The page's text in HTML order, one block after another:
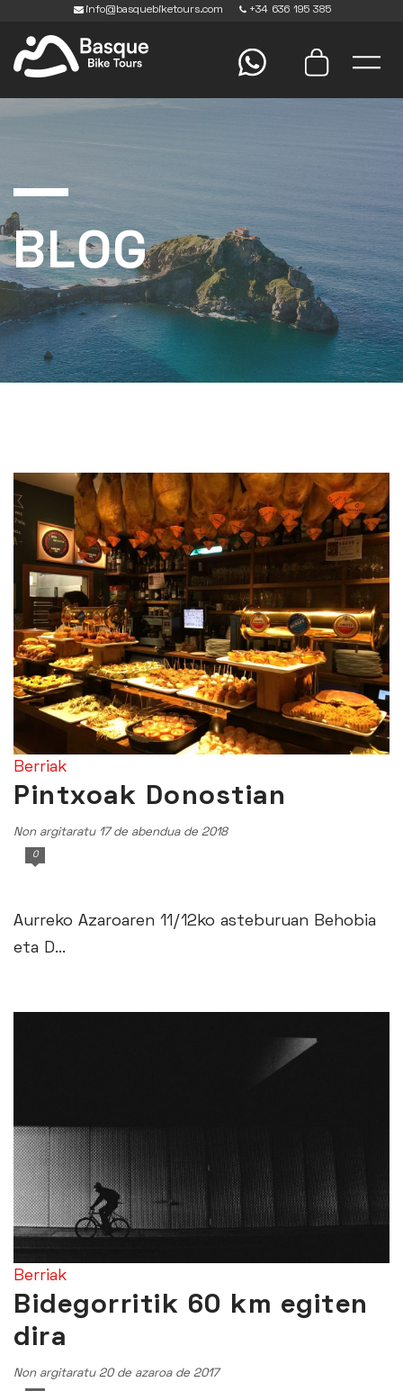
info@basquebiketours.com +34 636 195 385
BLOG
Berriak
Pintxoak Donostian
Non argitaratu 17 de abendua de 2018
0
Aurreko Azaroaren 11/12ko asteburuan Behobia
eta D...
Berriak
Bidegorritik 60 km egiten
dira
Non argitaratu 20 de azaroa de 2017